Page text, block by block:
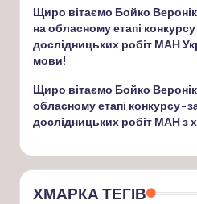
Щиро вітаємо Бойко
на обласному етапі
дослідницьких робіт МАН
мови!
Щиро вітаємо Бойко
обласному етапі конкурсу-
дослідницьких робіт МАН з
ХМАРКА ТЕГІВ